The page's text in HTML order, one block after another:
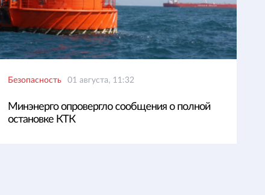
Безопасность 01 августа, 11:32
Минэнерго опровергло сообщения о полной
остановке КТК